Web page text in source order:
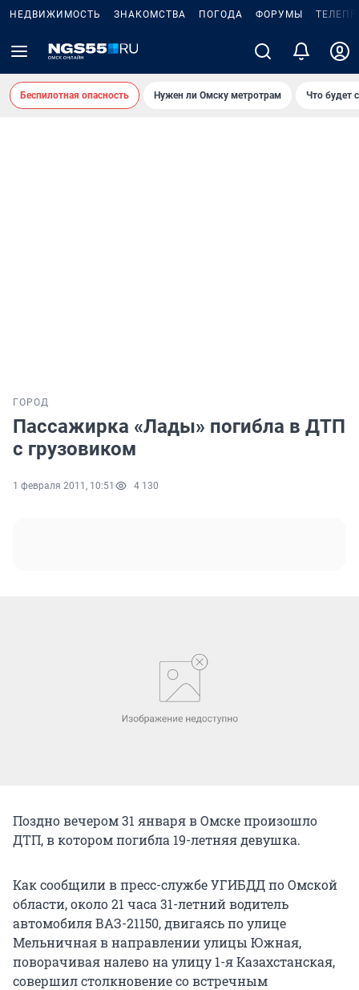
НЕДВИЖИМОСТЬ ЗНАКОМСТВА ПОГОДА ФОРУМЫ
Беспилотная опасность Нужен ли Омску метротрам Что будет
ГОРОД
Пассажирка «Лады» погибла в ДТП
с грузовиком
1 февраля 2011, 10:51 4 130
Поздно вечером 31 января в Омске произошло
ДТП, в котором погибла 19-летняя девушка.
Как сообщили в пресс-службе УГИБДД по Омской
области, около 21 часа 31-летний водитель
автомобиля ВАЗ-21150, двигаясь по улице
Мельничная в направлении улицы Южная,
поворачивая налево на улицу 1-я Казахстанская,
совершил столкновение со встречным